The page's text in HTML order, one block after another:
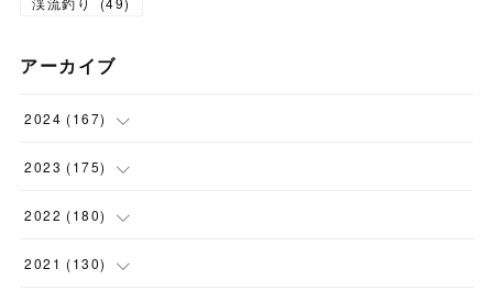
アーカイブ
2024 (167)
(11)
(24)
(23)
2023 (175)
(12)
(18)
2022 (180)
(17)
2021 (130)